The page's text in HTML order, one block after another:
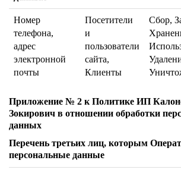
Номер
телефона,
адрес
электронной
почты
Посетители
и
пользователи
сайта,
Клиенты
Сбор,
Приложение № 2 к Политике ИП
Зокирович в отношении обработки
данных
Перечень третьих лиц, которым
персональные данные